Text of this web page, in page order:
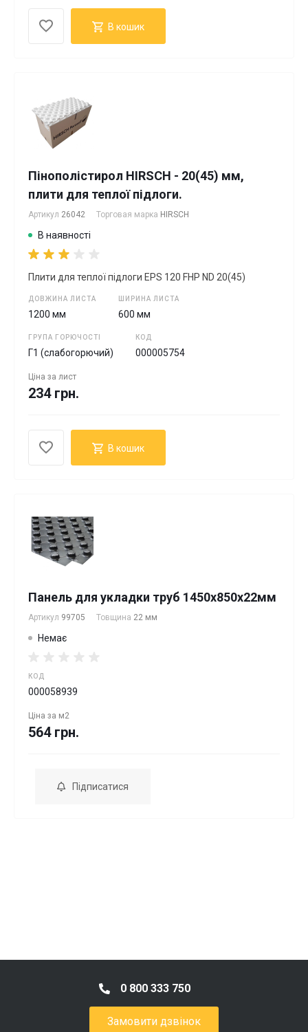
В кошик
Пінополістирол HIRSCH - 20(45) мм,
плити для теплої підлоги.
Артикул 26042 Торговая марка HIRSCH
В наявності
Плити для теплої підлоги EPS 120 FHP ND 20(45)
ДОВЖИНА ЛИСТА
1200 мм
ШИРИНА ЛИСТА
600 мм
ГРУПА ГОРЮЧОСТІ
Г1 (слабогорючий)
КОД
000005754
Ціна за лист
234 грн.
В кошик
Панель для укладки труб 1450x850x22мм
Артикул 99705 Товщина 22 мм
Немає
КОД
000058939
Ціна за м2
564 грн.
Підписатися
0 800 333 750
Замовити дзвінок